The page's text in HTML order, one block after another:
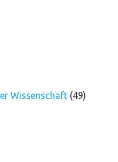
Wissenschaft(49)